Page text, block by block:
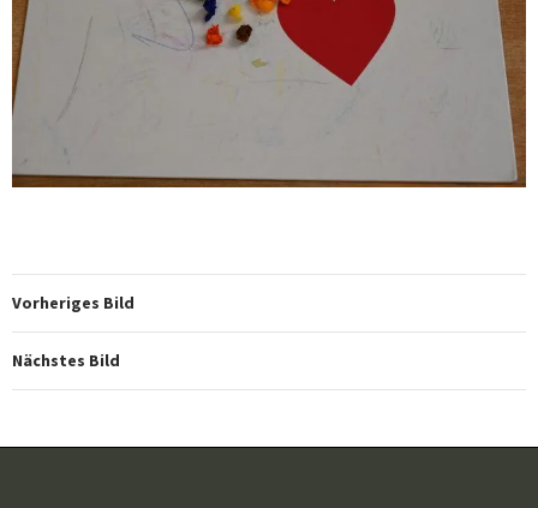
Vorheriges Bild
Nächstes Bild